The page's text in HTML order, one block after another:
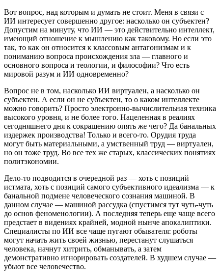
Вот вопрос, над которым и думать не стоит. Меня в связи с
ИИ интересует совершенно другое: насколько он субъектен?
Допустим на минуту, что ИИ — это действительно интеллект,
имеющий отношение к мышлению как таковому. Но если это
так, то как он относится к классовым антагонизмам и к
пониманию вопроса происхождения зла — главного и
основного вопроса и теологии, и философии? Что есть
мировой разум и ИИ одновременно?
Вопрос не в том, насколько ИИ виртуален, а насколько он
субъектен. А если он не субъектен, то о каком интеллекте
можно говорить? Просто электронно-вычислительная техника
высокого уровня, и не более того. Нацеленная в реалиях
сегодняшнего дня к сокращению опять же чего? Да банальных
издержек производства! Только и всего-то. Орудия труда
могут быть материальными, а умственный труд — виртуален,
но он тоже труд. Во все тех же старых, классических понятиях
политэкономии.
Дело-то подводится в очередной раз — хоть с позиций
истмата, хоть с позиций самого субъективного идеализма — к
банальной подмене человеческого сознания машиной. В
данном случае — машиной рассудка (спустимся тут чуть-чуть
до основ феноменологии). А последняя теперь еще чаще всего
предстает в видениях крайней, модной нынче апокалиптики.
Специалисты по ИИ все чаще пугают обывателя: роботы
могут начать жить своей жизнью, перестанут слушаться
человека, начнут хитрить, обманывать, а затем
демонстративно игнорировать создателей. В худшем случае —
убьют все человечество.